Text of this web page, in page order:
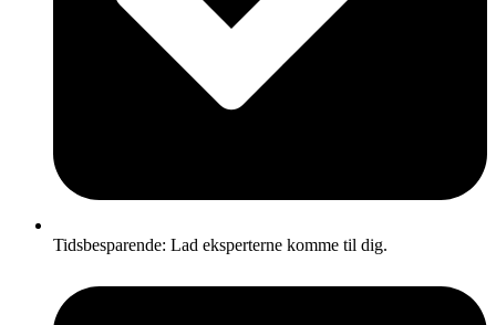
Tidsbesparende: Lad eksperterne komme til dig.